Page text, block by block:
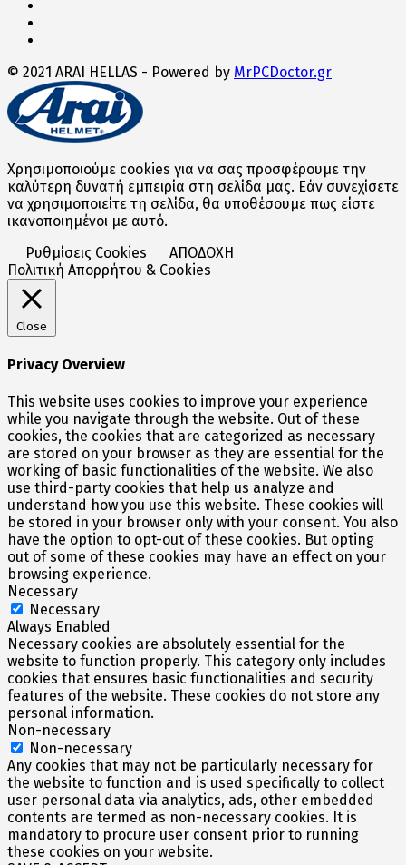
© 2021 ARAI HELLAS - Powered by MrPCDoctor.gr
Χρησιμοποιούμε cookies για να σας προσφέρουμε την
καλύτερη δυνατή εμπειρία στη σελίδα μας. Εάν συνεχίσετε
να χρησιμοποιείτε τη σελίδα, θα υποθέσουμε πως είστε
ικανοποιημένοι με αυτό.
Ρυθμίσεις Cookies
ΑΠΟΔΟΧΗ
Πολιτική Απορρήτου & Cookies
Close
Privacy Overview
This website uses cookies to improve your experience
while you navigate through the website. Out of these
cookies, the cookies that are categorized as necessary
are stored on your browser as they are essential for the
working of basic functionalities of the website. We also
use third-party cookies that help us analyze and
understand how you use this website. These cookies will
be stored in your browser only with your consent. You also
have the option to opt-out of these cookies. But opting
out of some of these cookies may have an effect on your
browsing experience.
Necessary
Necessary
Always Enabled
Necessary cookies are absolutely essential for the
website to function properly. This category only includes
cookies that ensures basic functionalities and security
features of the website. These cookies do not store any
personal information.
Non-necessary
Non-necessary
Any cookies that may not be particularly necessary for
the website to function and is used specifically to collect
user personal data via analytics, ads, other embedded
contents are termed as non-necessary cookies. It is
mandatory to procure user consent prior to running
these cookies on your website.